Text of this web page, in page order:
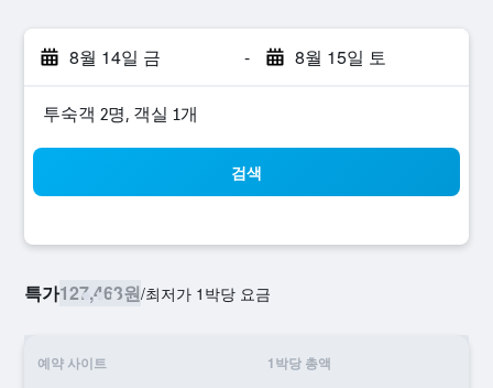
8월 14일 금 - 8월 15일 토
​투숙객 2​명, ​객실 1개
검색
특가127,463원/​최저가 1박당 요금
예약 사이트 1박당 총액